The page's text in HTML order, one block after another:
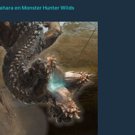
en Monster Hunter Wilds